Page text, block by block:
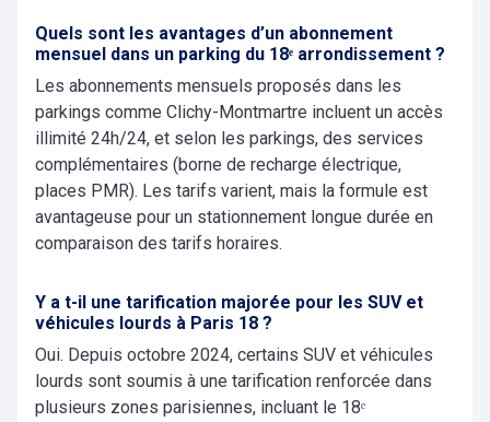
Quels sont les avantages d’un abonnement
mensuel dans un parking du 18ᵉ arrondissement ?
Les abonnements mensuels proposés dans les
parkings comme Clichy-Montmartre incluent un accès
illimité 24h/24, et selon les parkings, des services
complémentaires (borne de recharge électrique,
places PMR). Les tarifs varient, mais la formule est
avantageuse pour un stationnement longue durée en
comparaison des tarifs horaires.
Y a t-il une tarification majorée pour les SUV et
véhicules lourds à Paris 18 ?
Oui. Depuis octobre 2024, certains SUV et véhicules
lourds sont soumis à une tarification renforcée dans
plusieurs zones parisiennes, incluant le 18ᵉ